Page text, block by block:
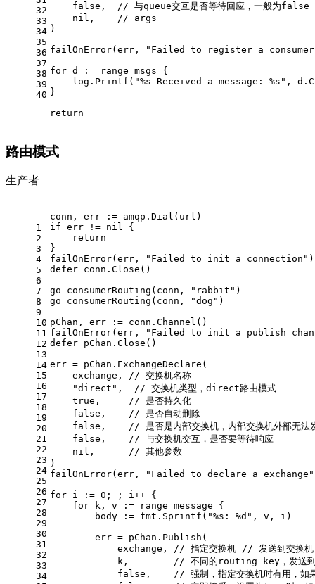
32
33
34
35
36
37
38
39
40
false , // 与queue交互是否等待回应，一般为false
nil , // args
)
failOnError(err,
"Failed to register a
for d := range msgs {
    log.Printf(
"%s Received a message: %s" ,
}
return
路由模式
生产者
1
2
3
4
5
6
7
8
9
10
11
12
13
14
15
16
17
18
19
20
21
22
23
24
25
26
27
28
29
30
31
32
33
34
conn, err := amqp.Dial(url)
if err != nil {
return
}
failOnError(err,
"Failed to init a connection" )
defer conn.Close()
go consumerRouting(conn, "rabbit" )
go consumerRouting(conn, "dog" )
pChan, err := conn.Channel()
failOnError(err,
"Failed to init a publish
defer pChan.Close()
err = pChan.ExchangeDeclare(
    exchange,
// 交换机名称
"direct" , // 交换机类型，direct路由模式
true , // 是否持久化
false , // 是否自动删除
false , // 是否是内部交换机，内部交换机外部无法
false , // 与交换机交互，是否要等待响应
nil , // 其他参数
)
failOnError(err,
"Failed to declare a exchange"
for i := 0 ; ; i++ {
for k, v := range message {
        body := fmt.Sprintf(
"%s: %d" , v, i)
        err = pChan.Publish(
            exchange,
// 指定交换机 // 发送到交换机
            k,
// 不同的routing key，发送到
false , // 强制，指定交换机时有用，